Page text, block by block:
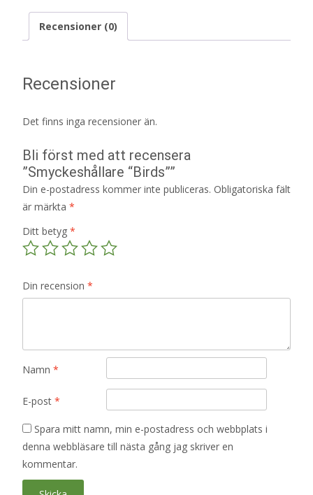
Recensioner (0)
Recensioner
Det finns inga recensioner än.
Bli först med att recensera
”Smyckeshållare “Birds””
Din e-postadress kommer inte publiceras. Obligatoriska fält
är märkta *
Ditt betyg *
Din recension *
Namn *
E-post *
Spara mitt namn, min e-postadress och webbplats i
denna webbläsare till nästa gång jag skriver en
kommentar.